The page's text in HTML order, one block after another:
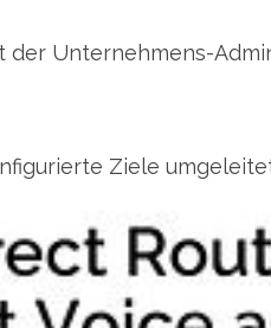
Unternehmens-
Ziele